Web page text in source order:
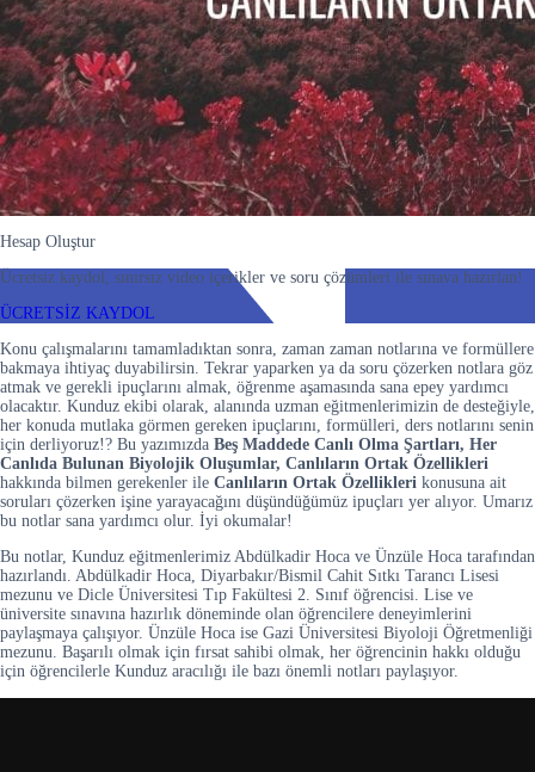
Hesap Oluştur
Ücretsiz kaydol, sınırsız video içerikler ve soru çözümleri ile sınava hazırlan!
ÜCRETSİZ KAYDOL
Konu çalışmalarını tamamladıktan sonra, zaman zaman notlarına ve formüllere
bakmaya ihtiyaç duyabilirsin. Tekrar yaparken ya da soru çözerken notlara göz
atmak ve gerekli ipuçlarını almak, öğrenme aşamasında sana epey yardımcı
olacaktır. Kunduz ekibi olarak, alanında uzman eğitmenlerimizin de desteğiyle,
her konuda mutlaka görmen gereken ipuçlarını, formülleri, ders notlarını senin
için derliyoruz!? Bu yazımızda Beş Maddede Canlı Olma Şartları, Her
Canlıda Bulunan Biyolojik Oluşumlar, Canlıların Ortak Özellikleri
hakkında bilmen gerekenler ile Canlıların Ortak Özellikleri konusuna ait
soruları çözerken işine yarayacağını düşündüğümüz ipuçları yer alıyor. Umarız
bu notlar sana yardımcı olur. İyi okumalar!
Bu notlar, Kunduz eğitmenlerimiz Abdülkadir Hoca ve Ünzüle Hoca tarafından
hazırlandı. Abdülkadir Hoca, Diyarbakır/Bismil Cahit Sıtkı Tarancı Lisesi
mezunu ve Dicle Üniversitesi Tıp Fakültesi 2. Sınıf öğrencisi. Lise ve
üniversite sınavına hazırlık döneminde olan öğrencilere deneyimlerini
paylaşmaya çalışıyor. Ünzüle Hoca ise Gazi Üniversitesi Biyoloji Öğretmenliği
mezunu. Başarılı olmak için fırsat sahibi olmak, her öğrencinin hakkı olduğu
için öğrencilerle Kunduz aracılığı ile bazı önemli notları paylaşıyor.